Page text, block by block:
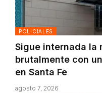
POLICIALES
Sigue internada la
brutalmente con
en Santa Fe
agosto 7, 2026